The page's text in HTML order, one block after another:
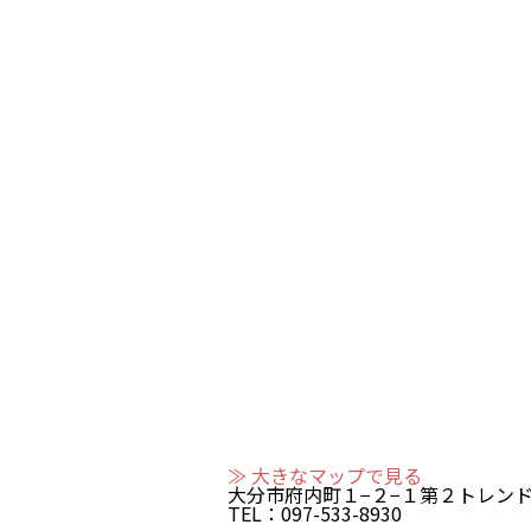
≫ 大きなマップで見る
大分市府内町１−２−１第２トレン
TEL：097-533-8930